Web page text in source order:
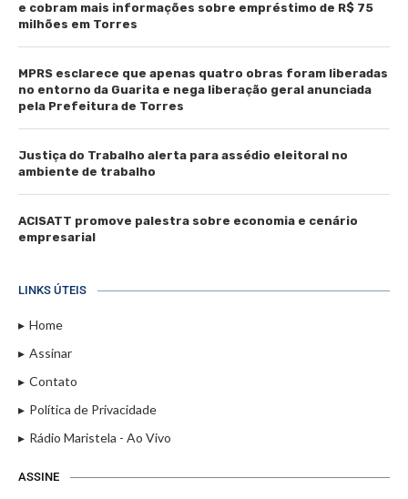
e cobram mais informações sobre empréstimo de R$ 75
milhões em Torres
MPRS esclarece que apenas quatro obras foram liberadas
no entorno da Guarita e nega liberação geral anunciada
pela Prefeitura de Torres
Justiça do Trabalho alerta para assédio eleitoral no
ambiente de trabalho
ACISATT promove palestra sobre economia e cenário
empresarial
LINKS ÚTEIS
Home
Assinar
Contato
Política de Privacidade
Rádio Maristela - Ao Vivo
ASSINE